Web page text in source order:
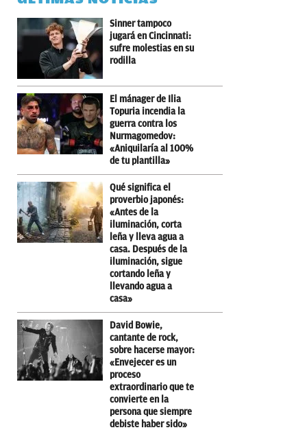
Sinner tampoco
jugará en Cincinnati:
sufre molestias en su
rodilla
El mánager de Ilia
Topuria incendia la
guerra contra los
Nurmagomedov:
«Aniquilaría al 100%
de tu plantilla»
Qué significa el
proverbio japonés:
«Antes de la
iluminación, corta
leña y lleva agua a
casa. Después de la
iluminación, sigue
cortando leña y
llevando agua a
casa»
David Bowie,
cantante de rock,
sobre hacerse mayor:
«Envejecer es un
proceso
extraordinario que te
convierte en la
persona que siempre
debiste haber sido»